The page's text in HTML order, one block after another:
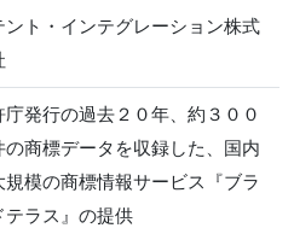
ント・インテグレーション株式
庁発行の過去２０年、約３００
の商標データを収録した、国内
規模の商標情報サービス『ブラ
テラス』の提供